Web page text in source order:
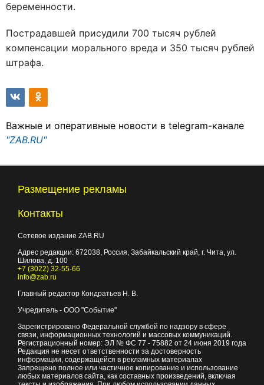
беременности.
Пострадавшей присудили 700 тысяч рублей
компенсации морального вреда и 350 тысяч рублей
штрафа.
Важные и оперативные новости в telegram-канале
"ZAB.RU"
Размещение рекламы
Контакты
Сетевое издание ZAB.RU
Адрес редакции: 672038, Россия, Забайкальский край, г. Чита, ул.
Шилова, д. 100
+7 (3022) 32-55-66
info@zab.ru
Главный редактор Кондратьев Н. В.
Учредитель - ООО "Событие"
Зарегистрировано Федеральной службой по надзору в сфере
связи, информационных технологий и массовых коммуникаций.
Регистрационный номер: ЭЛ № ФС 77 - 75882 от 24 июня 2019 года
Редакция не несет ответственности за достоверность
информации, содержащейся в рекламных материалах
Запрещено полное или частичное копирование и использование
любых материалов сайта, как составных произведений, включая